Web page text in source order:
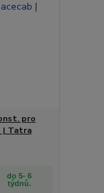
pro
| Tatra
do 5- 6
týdnů.